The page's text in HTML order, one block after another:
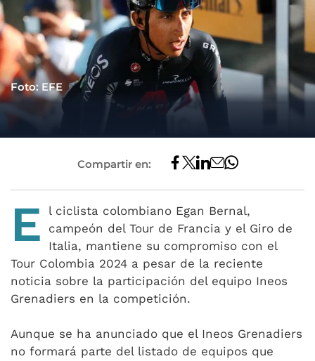
Foto: EFE
Compartir en:
E
l ciclista colombiano Egan Bernal,
campeón del Tour de Francia y el Giro de
Italia, mantiene su compromiso con el
Tour Colombia 2024 a pesar de la reciente
noticia sobre la participación del equipo Ineos
Grenadiers en la competición.
Aunque se ha anunciado que el Ineos Grenadiers
no formará parte del listado de equipos que